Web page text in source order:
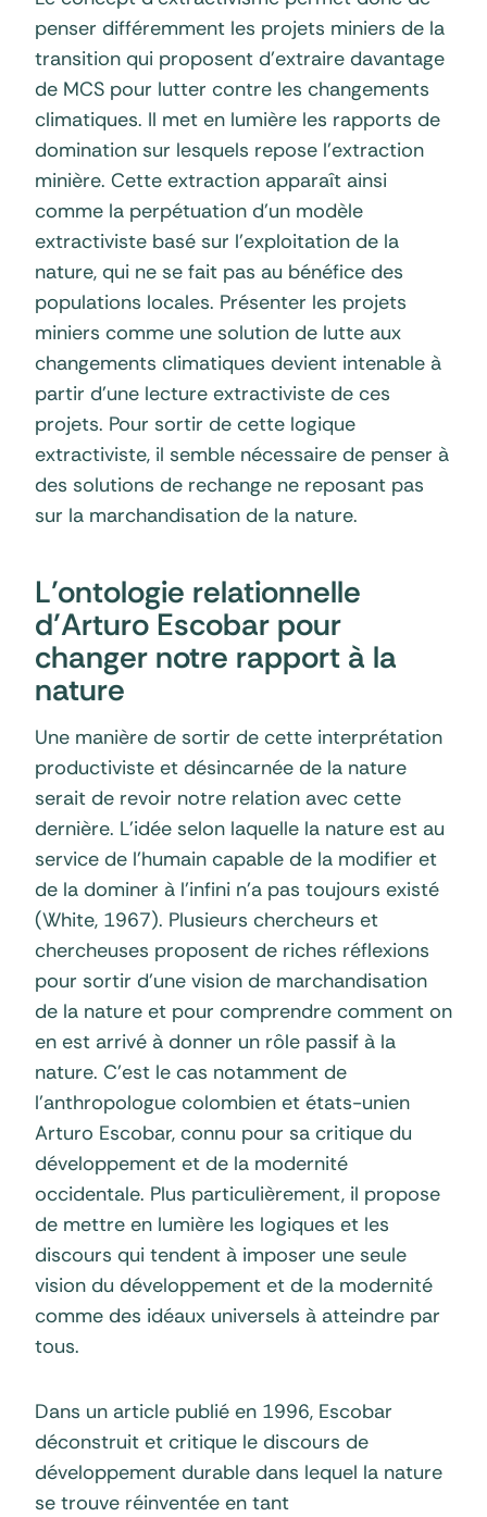
penser différemment les projets miniers de la
transition qui proposent d’extraire davantage
de MCS pour lutter contre les changements
climatiques. Il met en lumière les rapports de
domination sur lesquels repose l’extraction
minière. Cette extraction apparaît ainsi
comme la perpétuation d’un modèle
extractiviste basé sur l’exploitation de la
nature, qui ne se fait pas au bénéfice des
populations locales. Présenter les projets
miniers comme une solution de lutte aux
changements climatiques devient intenable à
partir d’une lecture extractiviste de ces
projets. Pour sortir de cette logique
extractiviste, il semble nécessaire de penser à
des solutions de rechange ne reposant pas
sur la marchandisation de la nature.
L’ontologie relationnelle
d’Arturo Escobar pour
changer notre rapport à la
nature
Une manière de sortir de cette interprétation
productiviste et désincarnée de la nature
serait de revoir notre relation avec cette
dernière. L’idée selon laquelle la nature est au
service de l’humain capable de la modifier et
de la dominer à l’infini n’a pas toujours existé
(White, 1967). Plusieurs chercheurs et
chercheuses proposent de riches réflexions
pour sortir d’une vision de marchandisation
de la nature et pour comprendre comment on
en est arrivé à donner un rôle passif à la
nature. C’est le cas notamment de
l’anthropologue colombien et états-unien
Arturo Escobar, connu pour sa critique du
développement et de la modernité
occidentale. Plus particulièrement, il propose
de mettre en lumière les logiques et les
discours qui tendent à imposer une seule
vision du développement et de la modernité
comme des idéaux universels à atteindre par
tous.
Dans un article publié en 1996, Escobar
déconstruit et critique le discours de
développement durable dans lequel la nature
se trouve réinventée en tant